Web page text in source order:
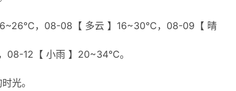
，08-08【 多云 】16~30℃，08-09【 晴
12【 小雨 】20~34℃。
光。